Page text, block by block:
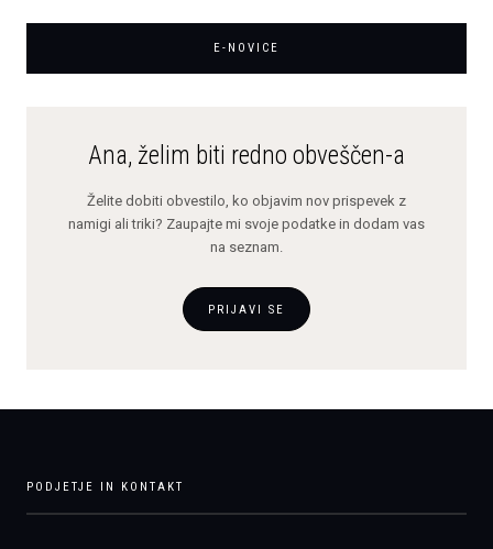
E-NOVICE
Ana, želim biti redno obveščen-a
Želite dobiti obvestilo, ko objavim nov prispevek z
namigi ali triki? Zaupajte mi svoje podatke in dodam vas
na seznam.
PRIJAVI SE
PODJETJE IN KONTAKT